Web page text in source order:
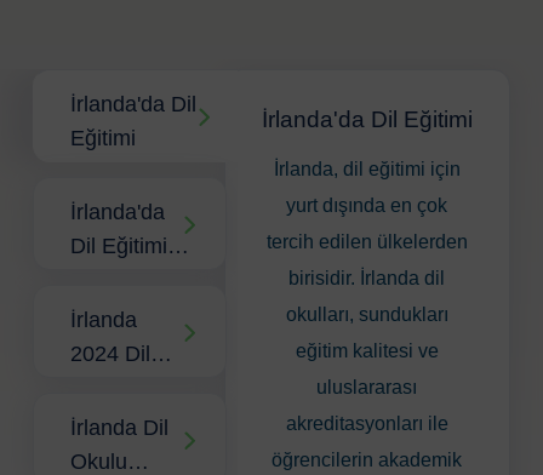
İrlanda'da Dil
Eğitimi
İrlanda'da
Dil Eğitimi
Avantajları
İrlanda
2024 Dil
Fiyatları
İrlanda Dil
Okulu
İrlanda'da Dil Eğitimi
İrlanda, dil eğitimi için
yurt dışında en çok
tercih edilen ülkelerden
birisidir. İrlanda dil
okulları, sundukları
eğitim kalitesi ve
uluslararası
akreditasyonları ile
öğrencilerin akademik